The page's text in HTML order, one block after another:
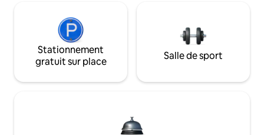
Stationnement
gratuit sur place
Salle de sport